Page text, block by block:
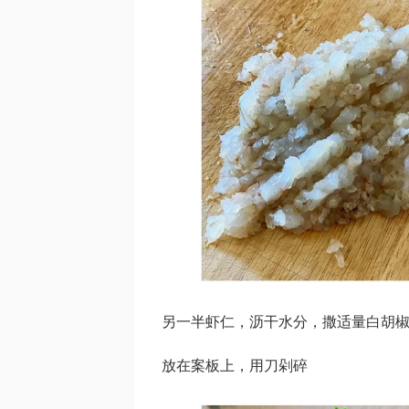
另一半虾仁，沥干水分，撒适量白胡
放在案板上，用刀剁碎